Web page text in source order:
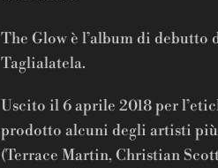
The Glow è l’album di debutto
Taglialatela.
Uscito il 6 aprile 2018 per
prodotto alcuni degli artisti più
(Terrace Martin, Christian